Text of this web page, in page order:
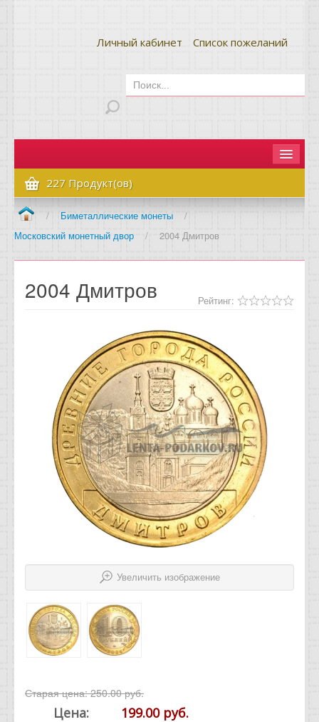
Личный кабинет Список пожеланий
Главная
Как сделать заказ
Оплата и доставка
Вопрос-ответ
Статьи
227 Продукт(ов)
/ Биметаллические монеты
/
Московский монетный двор
/ 2004 Дмитров
2004 Дмитров Рейтинг:
Увеличить изображение
Старая цена:250.00 руб.
Цена: 199.00 руб.